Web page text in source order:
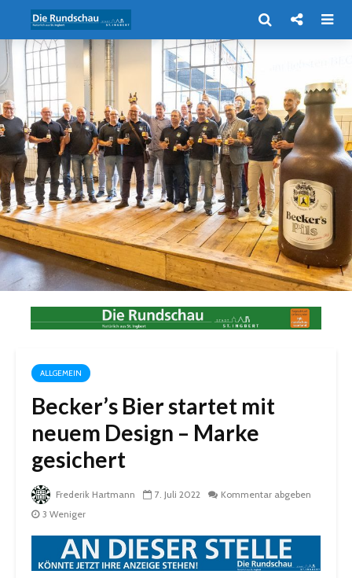
ALLGEMEIN
Becker’s Bier startet mit
neuem Design – Marke
gesichert
Frederik Hartmann 7. Juli 2022
Kommentar abgeben
3 Weniger